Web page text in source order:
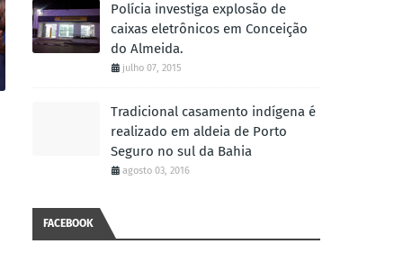
Polícia investiga explosão de
caixas eletrônicos em Conceição
do Almeida.
julho 07, 2015
Tradicional casamento indígena é
realizado em aldeia de Porto
Seguro no sul da Bahia
agosto 03, 2016
FACEBOOK